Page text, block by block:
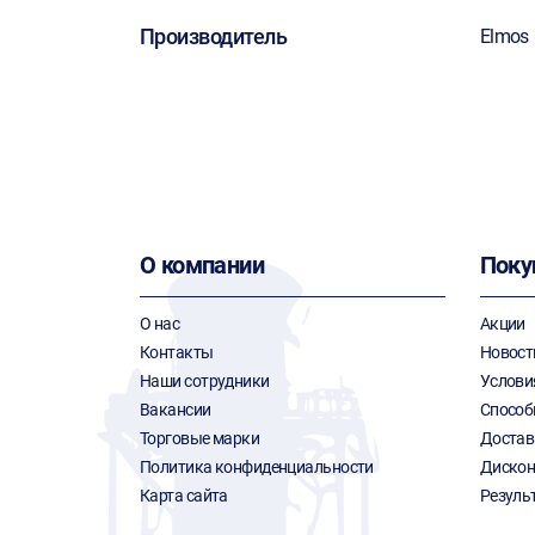
Производитель Elmos
О компании
О нас
Контакты
Наши сотрудники
Вакансии
Торговые марки
Политика конфиденциальности
Карта сайта
Акции